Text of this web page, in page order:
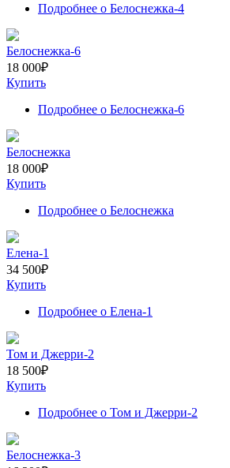
Подробнее о Белоснежка-4
Белоснежка-6
18 000₽
Купить
Подробнее о Белоснежка-6
Белоснежка
18 000₽
Купить
Подробнее о Белоснежка
Елена-1
34 500₽
Купить
Подробнее о Елена-1
Том и Джерри-2
18 500₽
Купить
Подробнее о Том и Джерри-2
Белоснежка-3